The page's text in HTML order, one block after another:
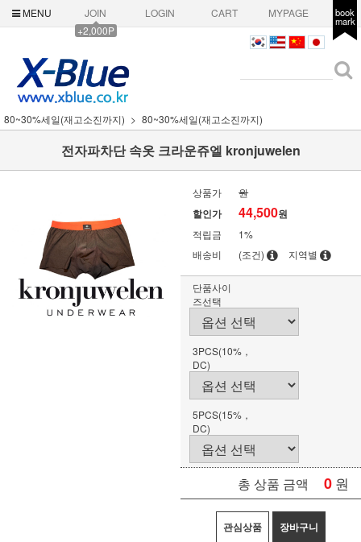
MENU
JOIN
+2,000P
LOGIN CART MYPAGE book
mark
80~30%세일(재고소진까지) 80~30%세일(재고소진까지)
전자파차단 속옷 크라운쥬엘 kronjuwelen
상품가 원
할인가 44,500원
적립금
1%
배송비
(조건) 지역별
단품사이
즈선택
3PCS(10%，
DC)
5PCS(15%，
DC)
총 상품 금액 0 원
관심상품 장바구니